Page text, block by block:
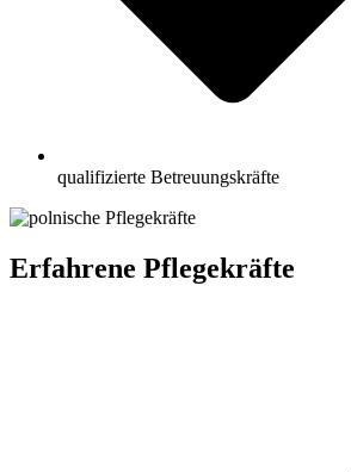
qualifizierte Betreuungskräfte
Erfahrene Pflegekräfte